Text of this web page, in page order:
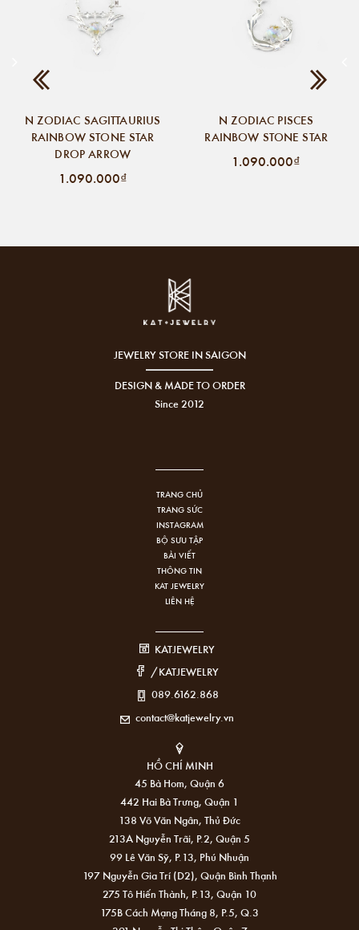
N ZODIAC SAGITTAURIUS
RAINBOW STONE STAR
DROP ARROW
1.090.000₫
N ZODIAC PISCES
RAINBOW STONE STAR
1.090.000₫
JEWELRY STORE IN SAIGON
DESIGN & MADE TO ORDER
Since 2012
TRANG CHỦ
TRANG SỨC
INSTAGRAM
BỘ SƯU TẬP
BÀI VIẾT
THÔNG TIN
KAT JEWELRY
LIÊN HỆ
KATJEWELRY
/KATJEWELRY
089.6162.868
contact@katjewelry.vn
HỒ CHÍ MINH
45 Bà Hom, Quận 6
442 Hai Bà Trưng, Quận 1
138 Võ Văn Ngân, Thủ Đức
213A Nguyễn Trãi, P.2, Quận 5
99 Lê Văn Sỹ, P.13, Phú Nhuận
197 Nguyễn Gia Trí (D2), Quận Bình Thạnh
275 Tô Hiến Thành, P.13, Quận 10
175B Cách Mạng Tháng 8, P.5, Q.3